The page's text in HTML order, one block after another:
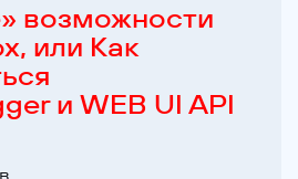
возможности
или Как
и WEB UI API